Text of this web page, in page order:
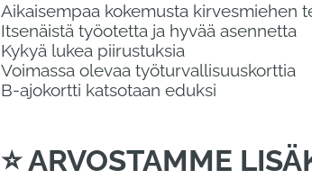
Aikaisempaa kokemusta kirvesmiehen
Itsenäistä työotetta ja hyvää asennetta
Kykyä lukea piirustuksia
Voimassa olevaa työturvallisuuskorttia
B-ajokortti katsotaan eduksi
⭐ ARVOSTAMME